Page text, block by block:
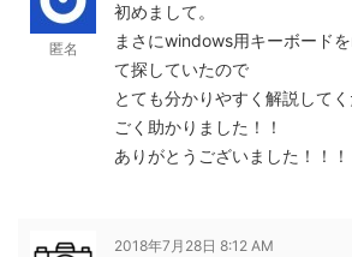
匿名
初めまして。
まさにwindows用キーボード
て探していたので
とても分かりやすく解説して
ごく助かりました！！
ありがとうございました！！！
2018年7月28日 8:12 AM